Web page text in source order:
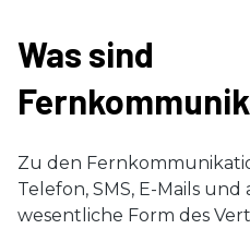
Was sind
Zu den
Telefon, SMS, E-Mails
wesentliche Form des